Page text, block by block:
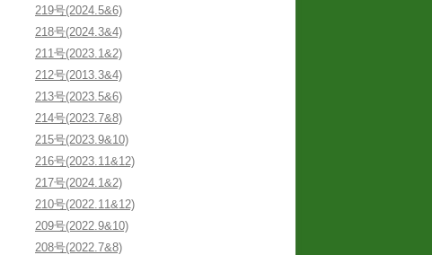
219号(2024.5&6)
218号(2024.3&4)
211号(2023.1&2)
212号(2013.3&4)
213号(2023.5&6)
214号(2023.7&8)
215号(2023.9&10)
216号(2023.11&12)
217号(2024.1&2)
210号(2022.11&12)
209号(2022.9&10)
208号(2022.7&8)